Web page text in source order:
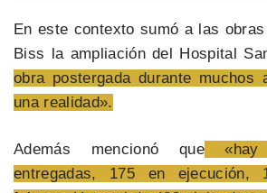
En este contexto sumó a las
Biss la ampliación del Hospital
obra postergada durante muchos
una realidad».
Además mencionó que«hay
entregadas, 175 en